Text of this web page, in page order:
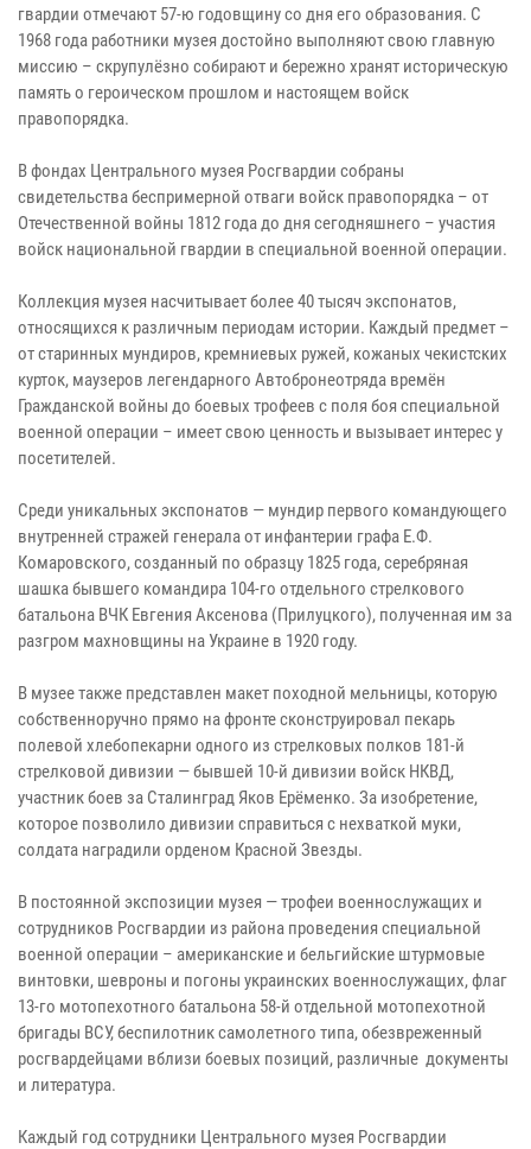
гвардии отмечают 57-ю годовщину со дня его образования. С
1968 года работники музея достойно выполняют свою главную
миссию – скрупулёзно собирают и бережно хранят историческую
память о героическом прошлом и настоящем войск
правопорядка.
В фондах Центрального музея Росгвардии собраны
свидетельства беспримерной отваги войск правопорядка – от
Отечественной войны 1812 года до дня сегодняшнего – участия
войск национальной гвардии в специальной военной операции.
Коллекция музея насчитывает более 40 тысяч экспонатов,
относящихся к различным периодам истории. Каждый предмет –
от старинных мундиров, кремниевых ружей, кожаных чекистских
курток, маузеров легендарного Автобронеотряда времён
Гражданской войны до боевых трофеев с поля боя специальной
военной операции – имеет свою ценность и вызывает интерес у
посетителей.
Среди уникальных экспонатов — мундир первого командующего
внутренней стражей генерала от инфантерии графа Е.Ф.
Комаровского, созданный по образцу 1825 года, серебряная
шашка бывшего командира 104-го отдельного стрелкового
батальона ВЧК Евгения Аксенова (Прилуцкого), полученная им за
разгром махновщины на Украине в 1920 году.
В музее также представлен макет походной мельницы, которую
собственноручно прямо на фронте сконструировал пекарь
полевой хлебопекарни одного из стрелковых полков 181-й
стрелковой дивизии — бывшей 10-й дивизии войск НКВД,
участник боев за Сталинград Яков Ерёменко. За изобретение,
которое позволило дивизии справиться с нехваткой муки,
солдата наградили орденом Красной Звезды.
В постоянной экспозиции музея — трофеи военнослужащих и
сотрудников Росгвардии из района проведения специальной
военной операции – американские и бельгийские штурмовые
винтовки, шевроны и погоны украинских военнослужащих, флаг
13-го мотопехотного батальона 58-й отдельной мотопехотной
бригады ВСУ, беспилотник самолетного типа, обезвреженный
росгвардейцами вблизи боевых позиций, различные документы
и литература.
Каждый год сотрудники Центрального музея Росгвардии